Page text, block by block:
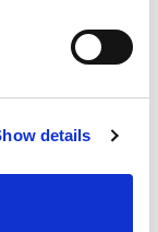
details
al centro
di ormeggio a
limitrofe, c’è
affacciati a
in pieno le
mare pulito e